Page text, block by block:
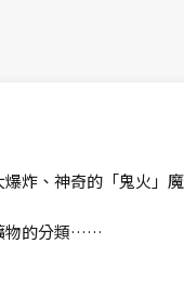
爆炸、神奇的「鬼火
物的分類……